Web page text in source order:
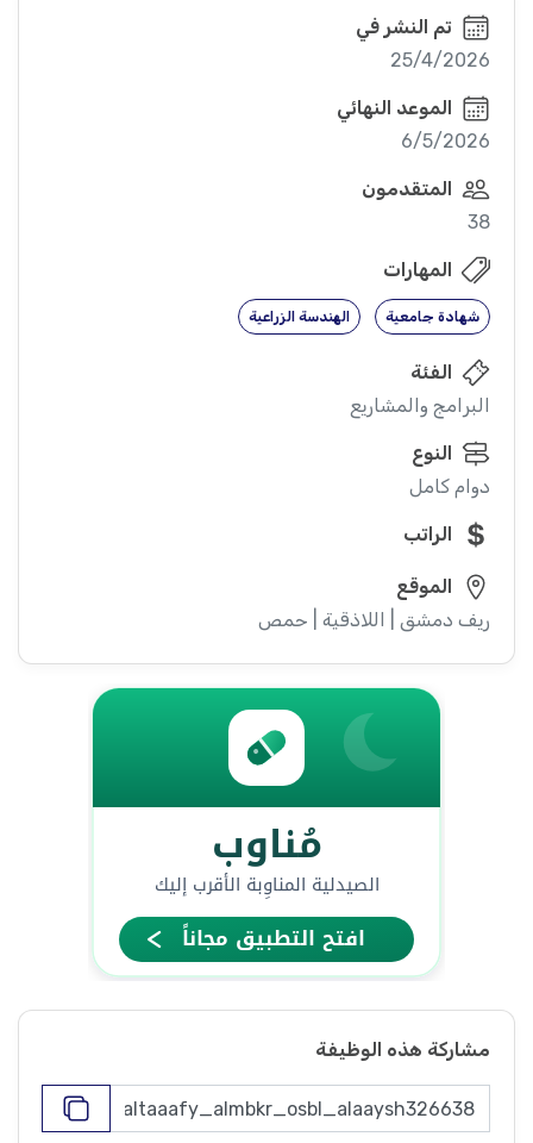
تم النشر في
25/4/2026
الموعد النهائي
6/5/2026
المتقدمون
38
المهارات
شهادة جامعية الهندسة الزراعية
الفئة
البرامج والمشاريع
النوع
دوام كامل
الراتب
الموقع
ريف دمشق | اللاذقية | حمص
مشاركة هذه الوظيفة